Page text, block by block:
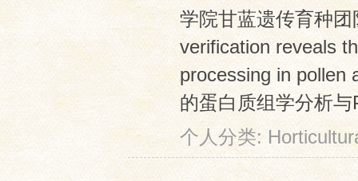
学院甘蓝遗传育种
verification reveals
processing in pollen
的蛋白质组学分析
个人分类: